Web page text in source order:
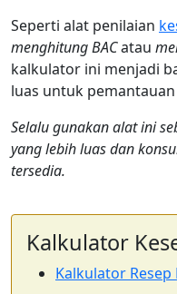
Seperti alat penilaian
menghitung BACatau
kalkulator ini menjadi
luas untuk
Selalu gunakan alat ini
yang lebih luas dan
tersedia.
Kalkulator
Kalkulator Resep